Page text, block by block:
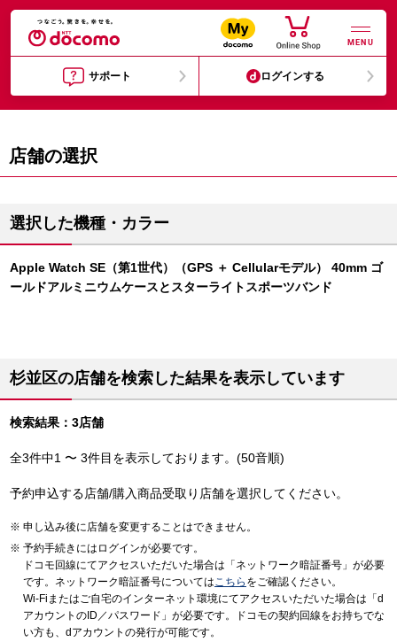
MENU
サポート ログインする
店舗の選択
選択した機種・カラー
Apple Watch SE（第1世代）（GPS ＋ Cellularモデル） 40mm ゴ
ールドアルミニウムケースとスターライトスポーツバンド
杉並区の店舗を検索した結果を表示しています
検索結果：3店舗
全3件中1 〜 3件目を表示しております。(50音順)
予約申込する店舗/購入商品受取り店舗を選択してください。
申し込み後に店舗を変更することはできません。
予約手続きにはログインが必要です。
ドコモ回線にてアクセスいただいた場合は「ネットワーク暗証番号」が必要
です。ネットワーク暗証番号についてはこちら をご確認ください。
Wi-Fiまたはご自宅のインターネット環境にてアクセスいただいた場合は「d
アカウントのID／パスワード」が必要です。ドコモの契約回線をお持ちでな
い方も、dアカウントの発行が可能です。